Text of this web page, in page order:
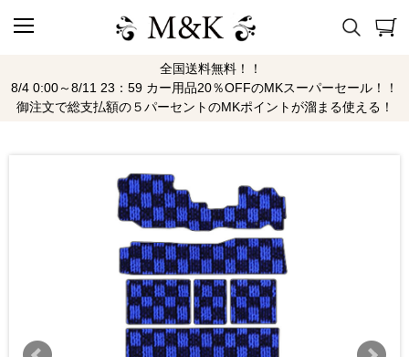
全国送料無料！！
8/4 0:00～8/11 23：59 カー用品20％OFFのMKスーパーセール！！
御注文で総支払額の５パーセントのMKポイントが溜まる使える！